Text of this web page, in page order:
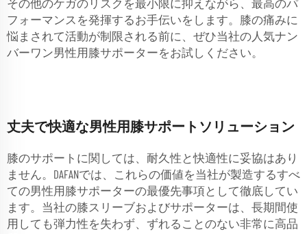
その他のケガのリスクを最小限に抑えながら、最高のパ
フォーマンスを発揮するお手伝いをします。膝の痛みに
悩まされて活動が制限される前に、ぜひ当社の人気ナン
バーワン男性用膝サポーターをお試しください。
丈夫で快適な男性用膝サポートソリューション
膝のサポートに関しては、耐久性と快適性に妥協はあり
ません。DAFANでは、これらの価値を当社が製造するすべ
ての男性用膝サポーターの最優先事項として徹底してい
ます。当社の膝スリーブおよびサポーターは、長期間使
用しても弾力性を失わず、ずれることのない非常に高品